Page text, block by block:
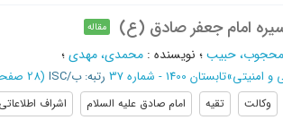
امام جعفر صادق (ع) مقاله
محجوب، حبیب؛ نویسنده : محمدی، مهدی؛
امنیتی»تابستان 1400 - شماره 37 رتبه: ب/ISC (‎28 صفحه -
وکالت تقیه امام صادق علیه السلام اشراف اطلاعاتی